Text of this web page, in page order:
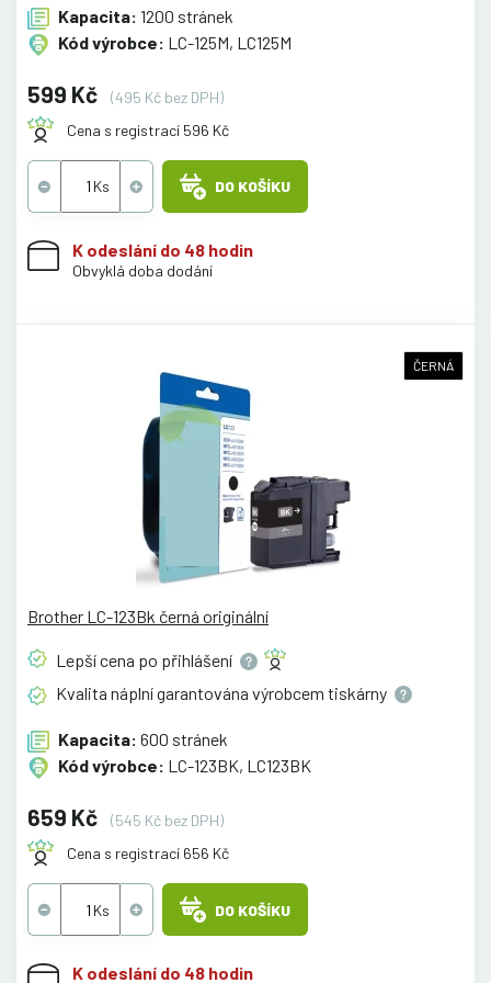
Kapacita: 1200 stránek
Kód výrobce: LC-125M, LC125M
599 Kč
(495 Kč bez DPH)
Cena s registrací 596 Kč
DO KOŠÍKU
K odeslání do 48 hodin
Obvyklá doba dodání
ČERNÁ
Brother LC-123Bk černá originální
Lepší cena po přihlášení
Kvalita náplní garantována výrobcem tiskárny
Kapacita: 600 stránek
Kód výrobce: LC-123BK, LC123BK
659 Kč
(545 Kč bez DPH)
Cena s registrací 656 Kč
DO KOŠÍKU
K odeslání do 48 hodin